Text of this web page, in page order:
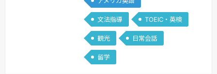
てしまった方もレッスンでは文法が好き
になって考えなくても口から英語が出て
くるスキルを伝授しています。 はじめ
まして、Miyuki Fと申します。英語講師
歴は26年目になります。レッスン内容
は、英語を基本から学び直したい大人の
文法指導 TOEIC・英検
観光 日常会話
留学